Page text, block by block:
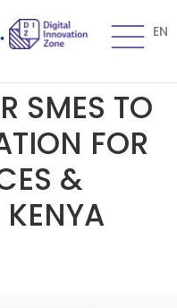
EN
SMES TO
FOR
&